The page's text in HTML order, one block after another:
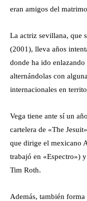
eran amigos del
La actriz sevillana, que
(2001), lleva años
donde ha ido
alternándolas con
internacionales en
Vega tiene ante sí un
cartelera de «The
que dirige el mexicano
trabajó en «Espectro»)
Tim Roth.
Además, también